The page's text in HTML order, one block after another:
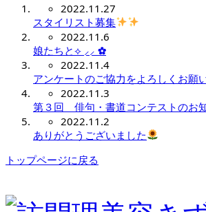
2022.11.27
スタイリスト募集
2022.11.6
娘たちと⟡ ⸝⸝ ✿
2022.11.4
アンケートのご協力をよろしくお願
2022.11.3
第３回 俳句・書道コンテストのお
2022.11.2
ありがとうございました
トップページに戻る